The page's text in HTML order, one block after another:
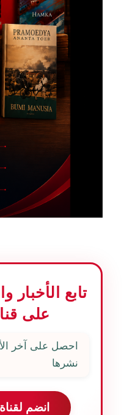
تابع الأخبار
على
احصل على آخر
نشرها
انضم